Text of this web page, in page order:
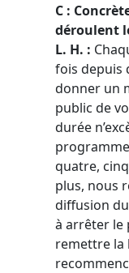
C :
déroulent
L. H. :
fois depuis
donner un
public de
durée
quatre,
plus, nous
diffusion
à arrêter le
remettre la